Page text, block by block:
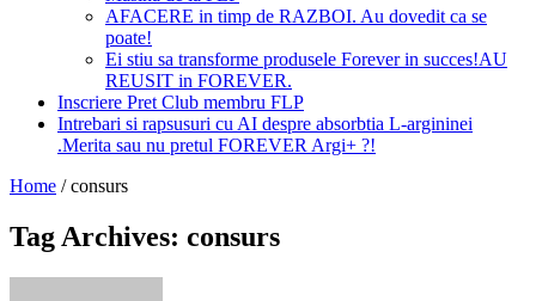
AFACERE in timp de RAZBOI. Au dovedit ca se
poate!
Ei stiu sa transforme produsele Forever in succes!AU
REUSIT in FOREVER.
Inscriere Pret Club membru FLP
Intrebari si rapsusuri cu AI despre absorbtia L-argininei
.Merita sau nu pretul FOREVER Argi+ ?!
Home / consurs
Tag Archives: consurs